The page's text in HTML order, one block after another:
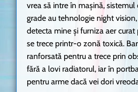
vrea să intre în mașină,
grade au tehnologie night
detecta mine și furniza aer curat
se trece printr-o zonă toxică.
ranforsată pentru a trece prin
fără a lovi radiatorul, iar în
pentru arme dacă vei dori